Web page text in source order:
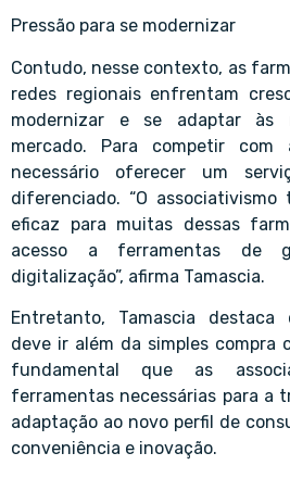
Pressão para se modernizar
Contudo, nesse contexto, as
redes regionais enfrentam
modernizar e se adaptar às
mercado. Para competir
necessário oferecer um
diferenciado. “O
eficaz para muitas dessas
acesso a ferramentas de
digitalização”, afirma Tamascia.
Entretanto, Tamascia destaca
deve ir além da simples compra
fundamental que as
ferramentas necessárias para a
adaptação ao novo perfil de
conveniência e inovação.